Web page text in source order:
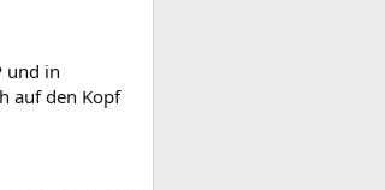
und in
auf den Kopf